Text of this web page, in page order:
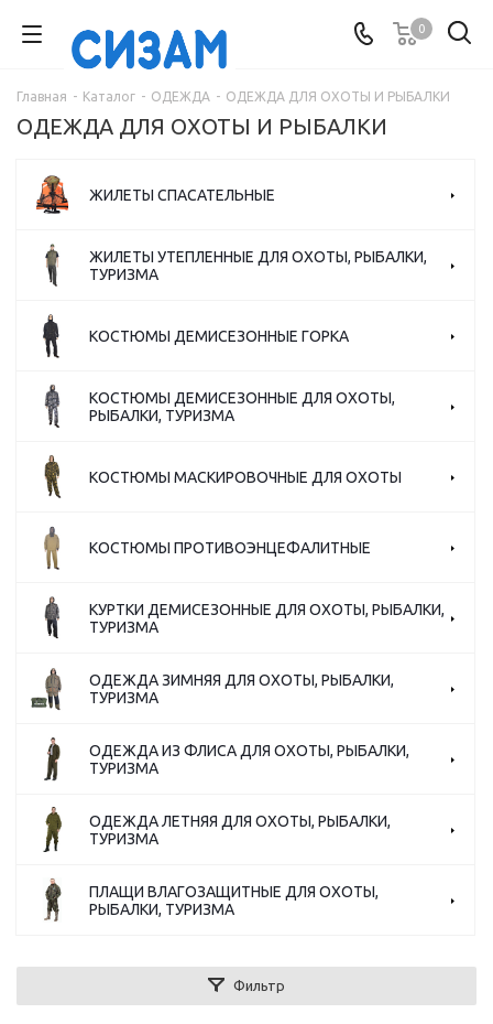
0
Главная - Каталог - ОДЕЖДА - ОДЕЖДА ДЛЯ ОХОТЫ И РЫБАЛКИ
ОДЕЖДА ДЛЯ ОХОТЫ И РЫБАЛКИ
ЖИЛЕТЫ СПАСАТЕЛЬНЫЕ
ЖИЛЕТЫ УТЕПЛЕННЫЕ ДЛЯ ОХОТЫ, РЫБАЛКИ,
ТУРИЗМА
КОСТЮМЫ ДЕМИСЕЗОННЫЕ ГОРКА
КОСТЮМЫ ДЕМИСЕЗОННЫЕ ДЛЯ ОХОТЫ,
РЫБАЛКИ, ТУРИЗМА
КОСТЮМЫ МАСКИРОВОЧНЫЕ ДЛЯ ОХОТЫ
КОСТЮМЫ ПРОТИВОЭНЦЕФАЛИТНЫЕ
КУРТКИ ДЕМИСЕЗОННЫЕ ДЛЯ ОХОТЫ, РЫБАЛКИ,
ТУРИЗМА
ОДЕЖДА ЗИМНЯЯ ДЛЯ ОХОТЫ, РЫБАЛКИ,
ТУРИЗМА
ОДЕЖДА ИЗ ФЛИСА ДЛЯ ОХОТЫ, РЫБАЛКИ,
ТУРИЗМА
ОДЕЖДА ЛЕТНЯЯ ДЛЯ ОХОТЫ, РЫБАЛКИ,
ТУРИЗМА
ПЛАЩИ ВЛАГОЗАЩИТНЫЕ ДЛЯ ОХОТЫ,
РЫБАЛКИ, ТУРИЗМА
Фильтр